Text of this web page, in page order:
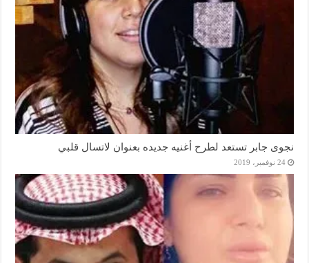
نجوى جابر تستعد لطرح أغنيه جديده بعنوان لاتسال قلبي
24 نوفمبر، 2019